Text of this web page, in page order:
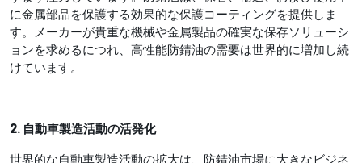
に金属部品を保護する効果的な保護コーティングを提供しま
す。メーカーが貴重な機械や金属製品の確実な保存ソリューシ
ョンを求めるにつれ、高性能防錆油の需要は世界的に増加し続
けています。
2. 自動車製造活動の活発化
世界的な自動車製造活動の拡大は、防錆油市場に大きなビジネ